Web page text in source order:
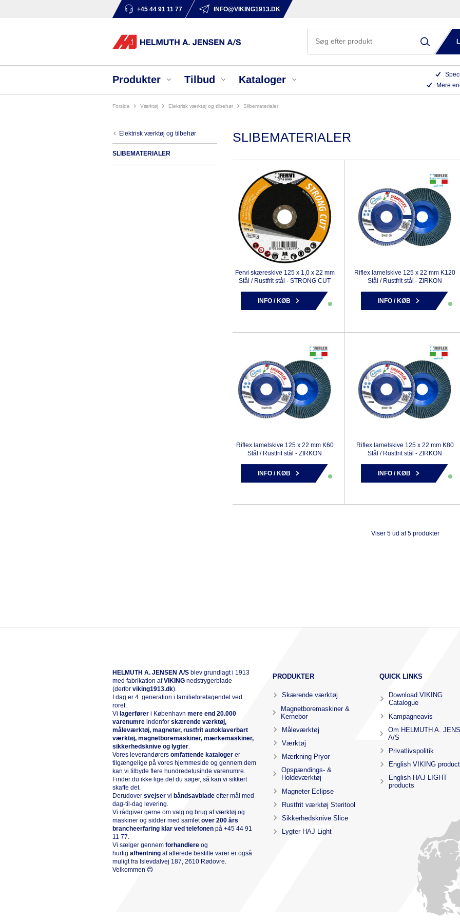
+45 44 91 11 77 INFO@VIKING1913.DK
Produkter Tilbud Kataloger
Mere
Forside værktøj elektrisk værktøj og tilbehør slibematerialer
elektrisk værktøj og tilbehør
SLIBEMATERIALER
SLIBEMATERIALER
Fervi skæreskive 125 x 1,0 x 22 mm
Stål / Rustfrit stål - STRONG CUT
INFO / KØB
Riflex lamelskive 125 x 22 mm K120
Stål / Rustfrit stål - ZIRKON
INFO / KØB
Riflex lamelskive 125 x 22 mm K60
Stål / Rustfrit stål - ZIRKON
INFO / KØB
Riflex lamelskive 125 x 22 mm K80
Stål / Rustfrit stål - ZIRKON
INFO / KØB
Viser 5 ud af 5 produkter
HELMUTH A. JENSEN A/S blev grundlagt i 1913
med fabrikation afVIKING nedstrygerblade
(derfor viking1913.dk).
I dag er 4. generation i familieforetagendet ved
roret.
Vi agerfører i København mere end 20.000
varenumre indenfor skærende værktøj,
måleværktøj, magneter, rustfrit autoklaverbart
værktøj, magnetboremaskiner, mærkemaskiner,
sikkerhedsknive og lygter.
Vores leverandørers omfattende kataloger er
tilgængelige på vores hjemmeside og gennem dem
kan vi tilbyde flere hundredetusinde varenumre.
Finder du ikke lige det du søger, så kan vi sikkert
skaffe det.
Derudover svejser vi båndsavblade efter mål med
dag-til-dag levering.
Vi rådgiver gerne om valg og brug af værktøj og
maskiner og sidder med samletover 200 års
brancheerfaring klar ved telefonen på +45 44 91
11 77.
Vi sælger gennem forhandlere og
hurtig afhentning af allerede bestilte varer er også
muligt fra Islevdalvej 187, 2610 Rødovre.
Velkommen 😊
PRODUKTER
Skærende værktøj
Magnetboremaskiner &
Kernebor
Måleværktøj
Værktøj
Mærkning Pryor
Opspændings- &
Holdeværktøj
Magneter Eclipse
Rustfrit værktøj Steritool
Sikkerhedsknive Slice
Lygter HAJ Light
QUICK LINKS
Download VIKING
Catalogue
Kampagneavis
Om HELMUTH A.
A/S
Privatlivspolitik
English VIKING
English HAJ LIGHT
products